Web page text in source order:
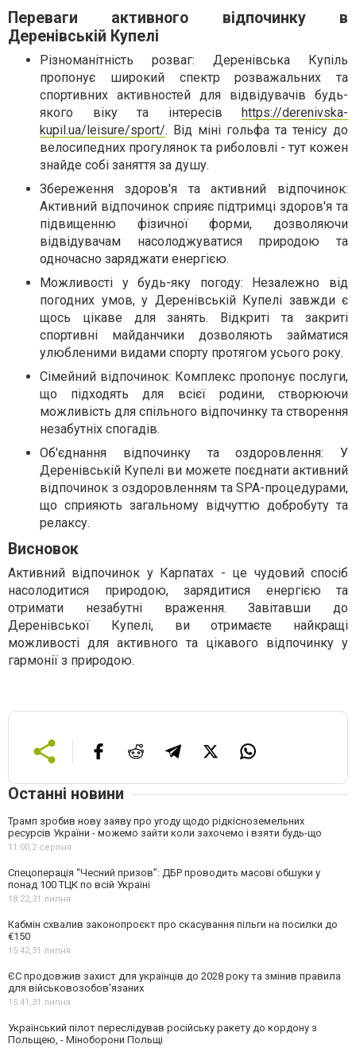
Переваги активного відпочинку в
Деренівській Купелі
Різноманітність розваг: Деренівська Купіль
пропонує широкий спектр розважальних та
спортивних активностей для відвідувачів будь-
якого віку та інтересів https://derenivska-
kupil.ua/leisure/sport/. Від міні гольфа та тенісу до
велосипедних прогулянок та риболовлі - тут кожен
знайде собі заняття за душу.
Збереження здоров'я та активний відпочинок:
Активний відпочинок сприяє підтримці здоров'я та
підвищенню фізичної форми, дозволяючи
відвідувачам насолоджуватися природою та
одночасно заряджати енергією.
Можливості у будь-яку погоду: Незалежно від
погодних умов, у Деренівській Купелі завжди є
щось цікаве для занять. Відкриті та закриті
спортивні майданчики дозволяють займатися
улюбленими видами спорту протягом усього року.
Сімейний відпочинок: Комплекс пропонує послуги,
що підходять для всієї родини, створюючи
можливість для спільного відпочинку та створення
незабутніх спогадів.
Об'єднання відпочинку та оздоровлення: У
Деренівській Купелі ви можете поєднати активний
відпочинок з оздоровленням та SPA-процедурами,
що сприяють загальному відчуттю добробуту та
релаксу.
Висновок
Активний відпочинок у Карпатах - це чудовий спосіб
насолодитися природою, зарядитися енергією та
отримати незабутні враження. Завітавши до
Деренівської Купелі, ви отримаєте найкращі
можливості для активного та цікавого відпочинку у
гармонії з природою.
Останні новини
Трамп зробив нову заяву про угоду щодо рідкісноземельних
ресурсів України - можемо зайти коли захочемо і взяти будь-що
11:00,2 серпня
Спецоперація “Чесний призов”: ДБР проводить масові обшуки у
понад 100 ТЦК по всій Україні
18:22,31 липня
Кабмін схвалив законопроєкт про скасування пільги на посилки до
€150
15:42,31 липня
ЄС продовжив захист для українців до 2028 року та змінив правила
для військовозобов'язаних
15:41,31 липня
Український пілот переслідував російську ракету до кордону з
Польщею, - Міноборони Польщі